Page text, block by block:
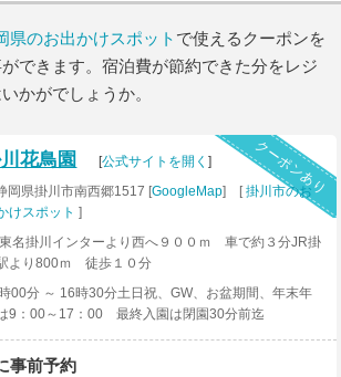
県のお出かけスポット で使えるクーポンを
できます。宿泊費が節約できた分をレジ
かがでしょうか。
クーポンあり
花鳥園 [公式サイトを開く]
岡県掛川市南西郷1517 [GoogleMap] [掛川市のお
けスポット ]
東名掛川インターより西へ９００ｍ 車で約３分JR掛
より800ｍ 徒歩１０分
00分 ～ 16時30分土日祝、GW、お盆期間、年末年
9：00～17：00 最終入園は閉園30分前迄
事前予約